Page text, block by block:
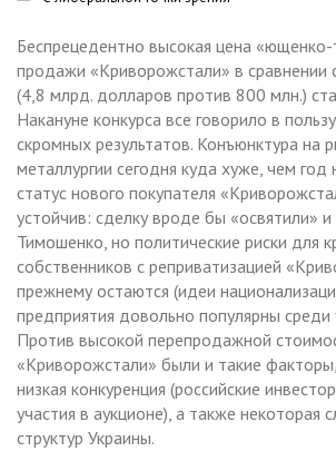
Беспрецедентно высокая цена
продажи «Криворожстали» в сравнении
(4,8 млрд. долларов против 800 млн.)
Накануне конкурса все говорило в
скромных результатов. Конъюнктура на
металлургии сегодня куда хуже, чем
статус нового покупателя
устойчив: сделку вроде бы «освятили»
Тимошенко, но политические риски для
собственников с реприватизацией
прежнему остаются (идеи
предприятия довольно популярны среди
Против высокой перепродажной
«Криворожстали» были и такие
низкая конкуренция (российские
участия в аукционе), а также некоторая
структур Украины.